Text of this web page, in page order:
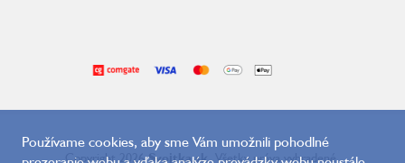
Používame cookies, aby sme Vám umožnili pohodlné
Copyright 2026Svojtka.sk. Všetky práva vyhradené.